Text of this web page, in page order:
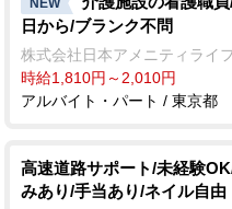
NEW
日から/ブランク不問
株式会社日本アメニティライ
時給1,810円～2,010円
アルバイト・パート / 東京都
高速道路サポート/未経験
みあり/手当あり/ネイル自由